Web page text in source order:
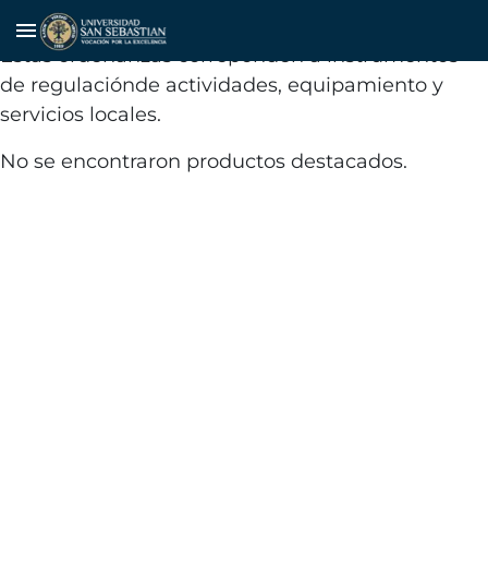
menu
Ordenanzas municipales
Estas ordenanzas correponden a instrumentos
de regulaciónde actividades, equipamiento y
servicios locales.
No se encontraron productos destacados.